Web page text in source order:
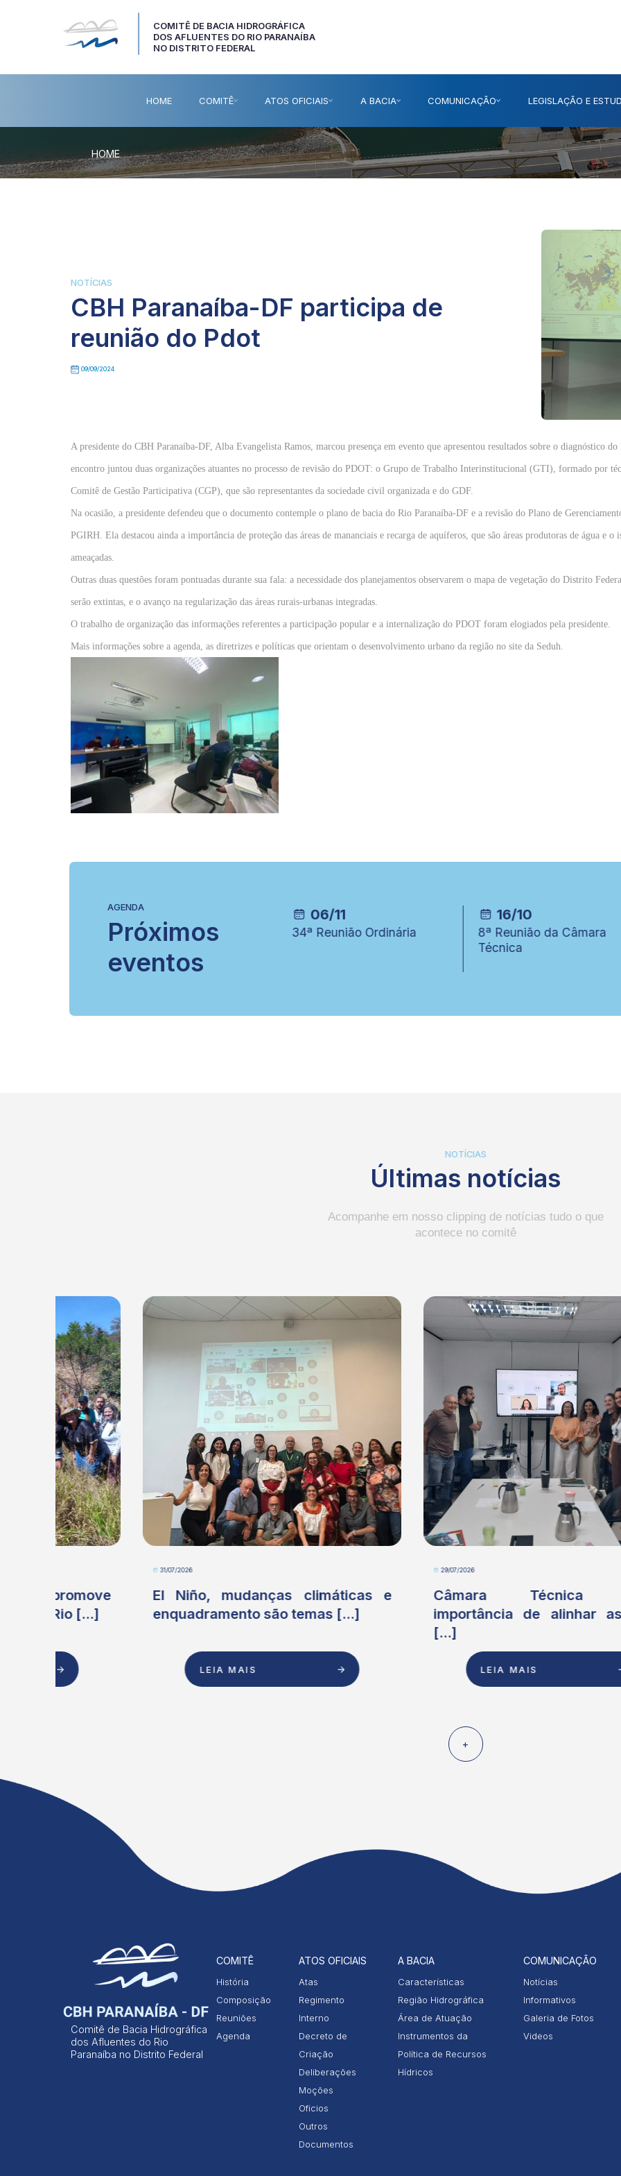
COMITÊ DE BACIA HIDROGRÁFICA
DOS AFLUENTES DO RIO PARANAÍBA
NO DISTRITO FEDERAL
HOME COMITÊ ATOS OFICIAIS A BACIA COMUNICAÇÃO LEGISLAÇÃO E
HOME
NOTÍCIAS
CBH Paranaíba-DF participa de
reunião do Pdot
09/09/2024
A presidente do CBH Paranaíba-DF, Alba Evangelista Ramos, marcou presença em evento que apresentou resultados sobre o diagnóstico
encontro juntou duas organizações atuantes no processo de revisão do PDOT: o Grupo de Trabalho Interinstitucional (GTI), formado por
Comitê de Gestão Participativa (CGP), que são representantes da sociedade civil organizada e do GDF.
Na ocasião, a presidente defendeu que o documento contemple o plano de bacia do Rio Paranaíba-DF e a revisão do Plano de
PGIRH. Ela destacou ainda a importância de proteção das áreas de mananciais e recarga de aquíferos, que são áreas produtoras de água e o
ameaçadas.
Outras duas questões foram pontuadas durante sua fala: a necessidade dos planejamentos observarem o mapa de vegetação do Distrito
serão extintas, e o avanço na regularização das áreas rurais-urbanas integradas.
O trabalho de organização das informações referentes a participação popular e a internalização do PDOT foram elogiados pela presidente.
Mais informações sobre a agenda, as diretrizes e políticas que orientam o desenvolvimento urbano da região no site da Seduh.
AGENDA
Próximos
eventos
28/11
VI EICOB
06/11
34ª Reunião Ordinária
16/10
8ª Reunião da Câmara
Técnica
NOTÍCIAS
Últimas notícias
Acompanhe em nosso clipping de notícias tudo o que
acontece no comitê
El Niño, mudanças climáticas e
enquadramento são temas [...]
Câmara Técnica debate
importância de alinhar as ações
+
Comitê de Bacia Hidrográfica
dos Afluentes do Rio
Paranaíba no Distrito Federal
COMITÊ
História
Composição
Reuniões
Agenda
ATOS OFICIAIS
Atas
Regimento
Interno
Decreto de
Criação
Deliberações
Moções
Oficios
Outros
Documentos
A BACIA
Características
Região Hidrográfica
Área de Atuação
Instrumentos da
Política de Recursos
Hídricos
COMUNICAÇÃO
Notícias
Informativos
Galeria de Fotos
Videos